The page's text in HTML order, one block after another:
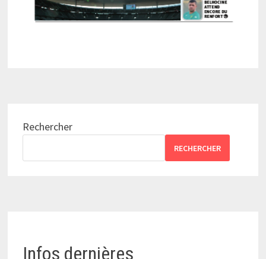
Rechercher
RECHERCHER
Infos dernières